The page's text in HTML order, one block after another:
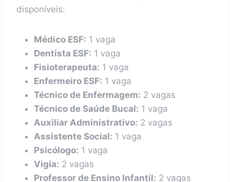
disponíveis:
Médico ESF: 1 vaga
Dentista ESF: 1 vaga
Fisioterapeuta: 1 vaga
Enfermeiro ESF: 1 vaga
Técnico de Enfermagem: 2 vagas
Técnico de Saúde Bucal: 1 vaga
Auxiliar Administrativo: 2 vagas
Assistente Social: 1 vaga
Psicólogo: 1 vaga
Vigia: 2 vagas
Professor de Ensino Infantil: 2 vagas